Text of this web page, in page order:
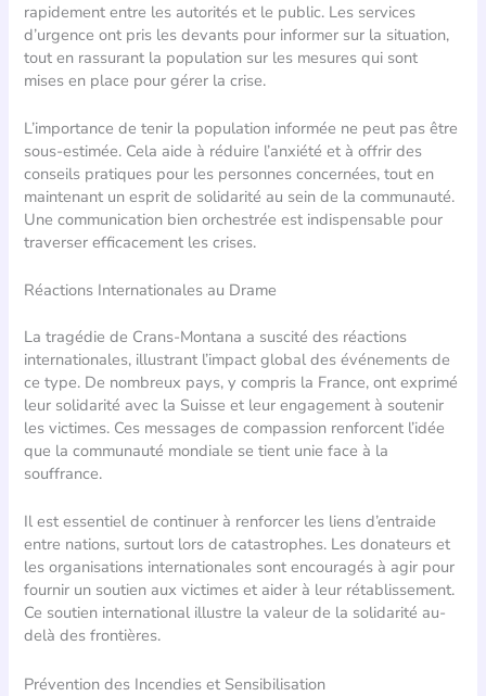
rapidement entre les autorités et le public. Les services
d’urgence ont pris les devants pour informer sur la situation,
tout en rassurant la population sur les mesures qui sont
mises en place pour gérer la crise.
L’importance de tenir la population informée ne peut pas être
sous-estimée. Cela aide à réduire l’anxiété et à offrir des
conseils pratiques pour les personnes concernées, tout en
maintenant un esprit de solidarité au sein de la communauté.
Une communication bien orchestrée est indispensable pour
traverser efficacement les crises.
Réactions Internationales au Drame
La tragédie de Crans-Montana a suscité des réactions
internationales, illustrant l’impact global des événements de
ce type. De nombreux pays, y compris la France, ont exprimé
leur solidarité avec la Suisse et leur engagement à soutenir
les victimes. Ces messages de compassion renforcent l’idée
que la communauté mondiale se tient unie face à la
souffrance.
Il est essentiel de continuer à renforcer les liens d’entraide
entre nations, surtout lors de catastrophes. Les donateurs et
les organisations internationales sont encouragés à agir pour
fournir un soutien aux victimes et aider à leur rétablissement.
Ce soutien international illustre la valeur de la solidarité au-
delà des frontières.
Prévention des Incendies et Sensibilisation